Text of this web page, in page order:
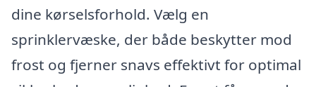
dine kørselsforhold. Vælg en
sprinklervæske, der både beskytter mod
frost og fjerner snavs effektivt for optimal